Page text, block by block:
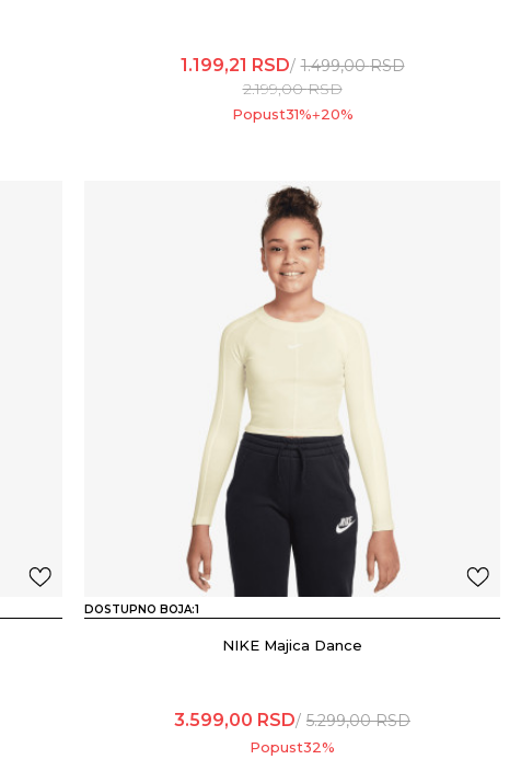
1.199,21 RSD 1.499,00RSD
2.199,00RSD
Popust31%+20%
DOSTUPNO BOJA:1
NIKE Majica Dance
3.599,00 RSD 5.299,00RSD
Popust32%